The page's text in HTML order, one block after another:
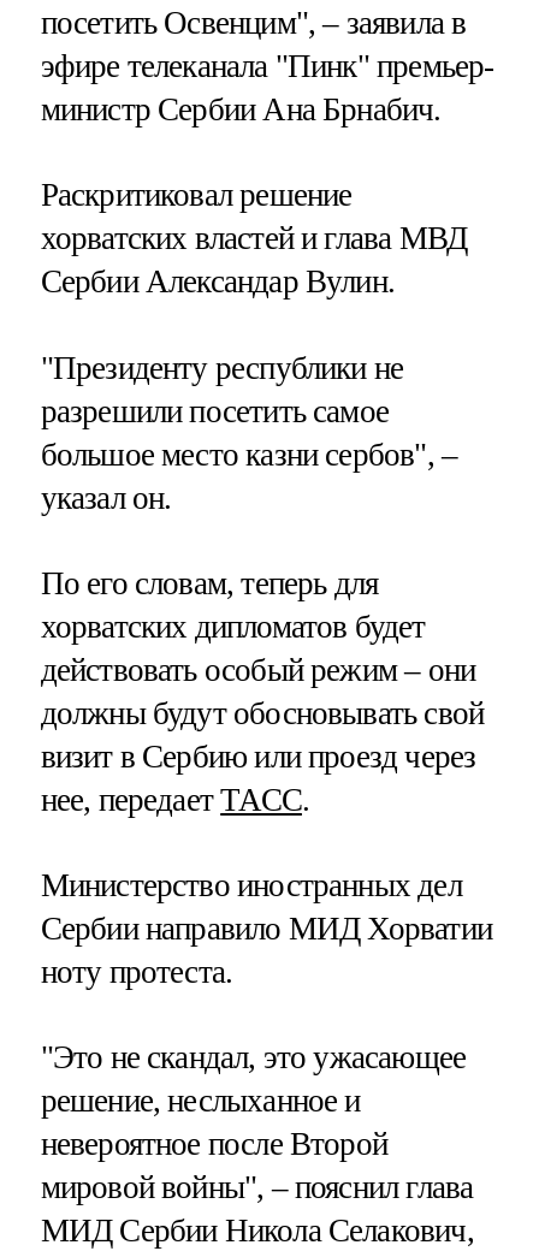
посетить Освенцим", – заявила в
эфире телеканала "Пинк" премьер-
министр Сербии Ана Брнабич.
Раскритиковал решение
хорватских властей и глава МВД
Сербии Александар Вулин.
"Президенту республики не
разрешили посетить самое
большое место казни сербов", –
указал он.
По его словам, теперь для
хорватских дипломатов будет
действовать особый режим – они
должны будут обосновывать свой
визит в Сербию или проезд через
нее, передаетТАСС.
Министерство иностранных дел
Сербии направило МИД Хорватии
ноту протеста.
"Это не скандал, это ужасающее
решение, неслыханное и
невероятное после Второй
мировой войны", – пояснил глава
МИД Сербии Никола Селакович,